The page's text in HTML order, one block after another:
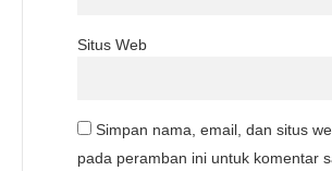
Situs Web
Simpan nama, email, dan situs
pada peramban ini untuk komentar